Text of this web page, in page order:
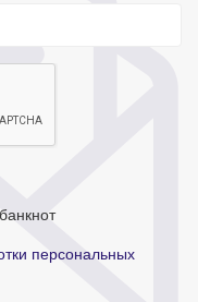
персональных